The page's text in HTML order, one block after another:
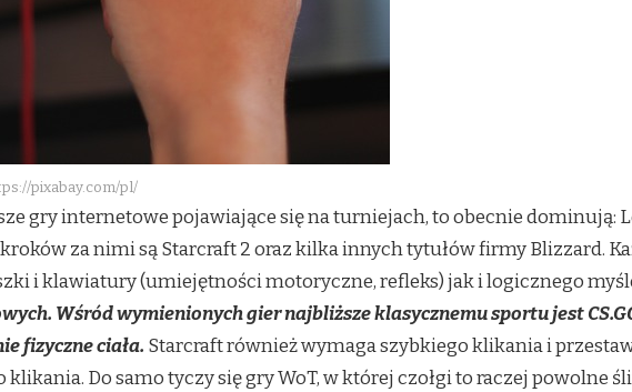
pixabay.com/pl/
gry internetowe pojawiające się na turniejach, to obecnie dominują:
za nimi są Starcraft 2 oraz kilka innych tytułów firmy Blizzard.
i klawiatury (umiejętności motoryczne, refleks) jak i logicznego
Wśród wymienionych gier najbliższe klasycznemu sportu jest
fizyczne ciała. Starcraft również wymaga szybkiego klikania i
Do samo tyczy się gry WoT, w której czołgi to raczej powolne